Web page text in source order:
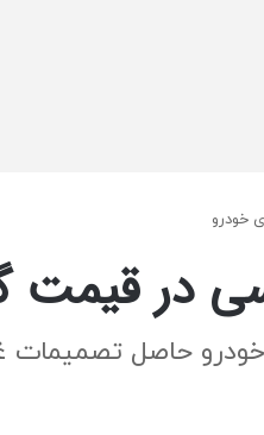
خودرو
در قیمت
حاصل تصمیمات